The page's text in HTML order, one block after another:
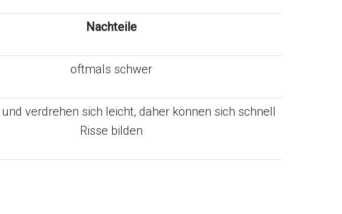
Nachteile
oftmals schwer
verdrehen sich leicht, daher können sich schnell
Risse bilden